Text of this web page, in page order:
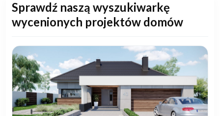
Sprawdź naszą wyszukiwarkę
wycenionych projektów domów